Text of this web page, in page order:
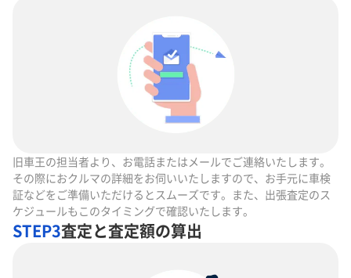
旧車王の担当者より、お電話またはメールでご連絡いたします。
その際におクルマの詳細をお伺いいたしますので、お手元に車検
証などをご準備いただけるとスムーズです。また、出張査定のス
ケジュールもこのタイミングで確認いたします。
STEP3査定と査定額の算出